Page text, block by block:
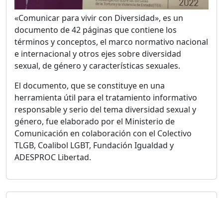
«Comunicar para vivir con Diversidad», es un
documento de 42 páginas que contiene los
términos y conceptos, el marco normativo nacional
e internacional y otros ejes sobre diversidad
sexual, de género y características sexuales.
El documento, que se constituye en una
herramienta útil para el tratamiento informativo
responsable y serio del tema diversidad sexual y
género, fue elaborado por el Ministerio de
Comunicación en colaboración con el Colectivo
TLGB, Coalibol LGBT, Fundación Igualdad y
ADESPROC Libertad.